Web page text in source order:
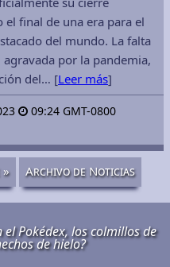
final de una era para el
del mundo. La falta
por la pandemia,
del… [Leer más]
09:24 GMT-0800
Archivo de Noticias
el Pokédex, los colmillos de
de hielo?